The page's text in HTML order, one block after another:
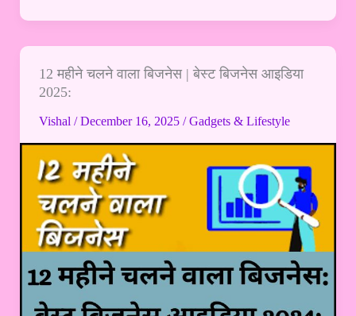
12 महीने चलने वाला बिजनेस | बेस्ट बिजनेस आइडिया
2025:
Vishal /December 16, 2025 /Gadgets & Lifestyle
12
महीने
बिजनेस
|
बेस्ट
बिजनेस
आइडिया
2025: